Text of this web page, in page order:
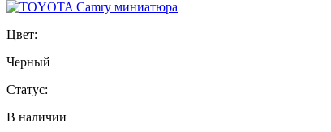
Цвет:
Черный
Статус:
В наличии